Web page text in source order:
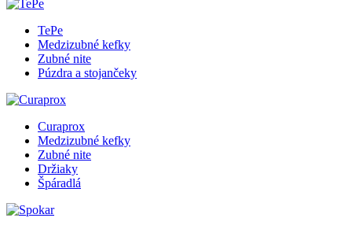
TePe
Medzizubné kefky
Zubné nite
Púzdra a stojančeky
Curaprox
Medzizubné kefky
Zubné nite
Držiaky
Špáradlá